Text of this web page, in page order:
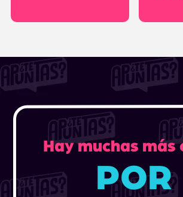
Hay muchas más
POR